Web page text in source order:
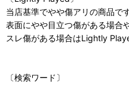
当店基準でやや傷アリの商品です
表面にやや目立つ傷がある場合
スレ傷がある場合はLightly
〔検索ワード〕